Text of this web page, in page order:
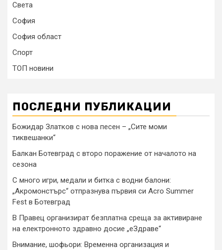
Света
София
София област
Спорт
ТОП новини
ПОСЛЕДНИ ПУБЛИКАЦИИ
Божидар Златков с нова песен – „Сите моми
тиквешанки“
Балкан Ботевград с второ поражение от началото на
сезона
С много игри, медали и битка с водни балони:
„Акромонстърс“ отпразнува първия си Acro Summer
Fest в Ботевград
В Правец организират безплатна среща за активиране
на електронното здравно досие „еЗдраве“
Внимание, шофьори: Временна организация и